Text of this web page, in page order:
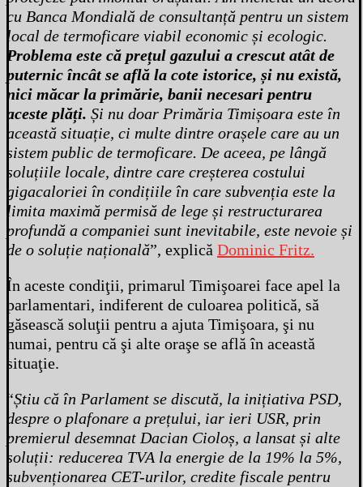
cu Banca Mondială de consultanță pentru un sistem
local de termoficare viabil economic și ecologic.
Problema este că prețul gazului a crescut atât de
puternic încât se află la cote istorice, și nu există,
nici măcar la primărie, banii necesari pentru
aceste plăți. Și nu doar Primăria Timișoara este în
această situație, ci multe dintre orașele care au un
sistem public de termoficare. De aceea, pe lângă
soluțiile locale, dintre care creșterea costului
gigacaloriei în condițiile în care subvenția este la
limita maximă permisă de lege și restructurarea
profundă a companiei sunt inevitabile, este nevoie și
de o soluție națională”, explică Dominic Fritz.
În aceste condiţii, primarul Timişoarei face apel la
parlamentari, indiferent de culoarea politică, să
găsească soluţii pentru a ajuta Timişoara, şi nu
numai, pentru că şi alte oraşe se află în această
situaţie.
“Știu că în Parlament se discută, la inițiativa PSD,
despre o plafonare a prețului, iar ieri USR, prin
premierul desemnat Dacian Cioloș, a lansat și alte
soluții: reducerea TVA la energie de la 19% la 5%,
subvenționarea CET-urilor, credite fiscale pentru